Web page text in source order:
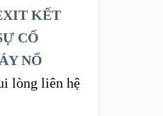
KẾT
CỐ
NỔ
lòng liên hệ